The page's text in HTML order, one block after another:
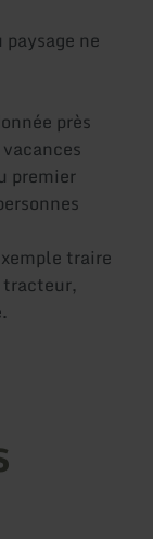
ne
près
premier
traire